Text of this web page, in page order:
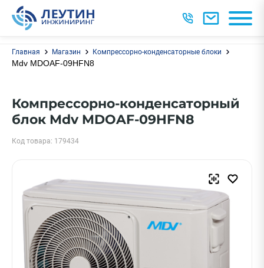
Главная Магазин Компрессорно-конденсаторные блоки
Mdv MDOAF-09HFN8
Компрессорно-конденсаторный
блок Mdv MDOAF-09HFN8
Код товара: 179434